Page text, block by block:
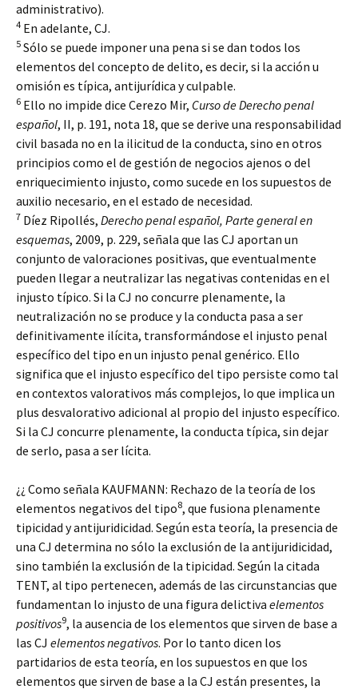
administrativo).
4 En adelante, CJ.
5 Sólo se puede imponer una pena si se dan todos los
elementos del concepto de delito, es decir, si la acción u
omisión es típica, antijurídica y culpable.
6 Ello no impide dice Cerezo Mir, Curso de Derecho penal
español, II, p. 191, nota 18, que se derive una responsabilidad
civil basada no en la ilicitud de la conducta, sino en otros
principios como el de gestión de negocios ajenos o del
enriquecimiento injusto, como sucede en los supuestos de
auxilio necesario, en el estado de necesidad.
7 Díez Ripollés, Derecho penal español, Parte general en
esquemas, 2009, p. 229, señala que las CJ aportan un
conjunto de valoraciones positivas, que eventualmente
pueden llegar a neutralizar las negativas contenidas en el
injusto típico. Si la CJ no concurre plenamente, la
neutralización no se produce y la conducta pasa a ser
definitivamente ilícita, transformándose el injusto penal
específico del tipo en un injusto penal genérico. Ello
significa que el injusto específico del tipo persiste como tal
en contextos valorativos más complejos, lo que implica un
plus desvalorativo adicional al propio del injusto específico.
Si la CJ concurre plenamente, la conducta típica, sin dejar
de serlo, pasa a ser lícita.
¿¿ Como señala KAUFMANN: Rechazo de la teoría de los
elementos negativos del tipo8, que fusiona plenamente
tipicidad y antijuridicidad. Según esta teoría, la presencia de
una CJ determina no sólo la exclusión de la antijuridicidad,
sino también la exclusión de la tipicidad. Según la citada
TENT, al tipo pertenecen, además de las circunstancias que
fundamentan lo injusto de una figura delictiva elementos
positivos9, la ausencia de los elementos que sirven de base a
las CJ elementos negativos. Por lo tanto dicen los
partidarios de esta teoría, en los supuestos en que los
elementos que sirven de base a la CJ están presentes, la